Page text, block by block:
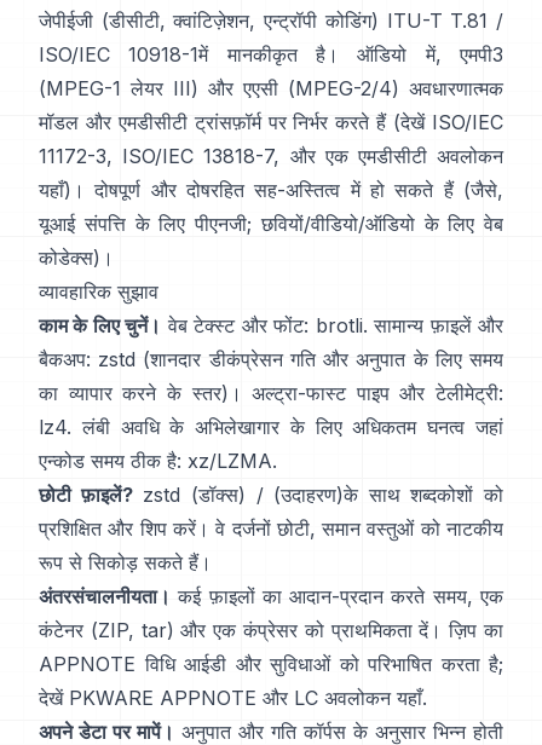
जेपीईजी (डीसीटी, क्वांटिज़ेशन, एन्ट्रॉपी कोडिंग) ITU-T T.81 /
ISO/IEC 10918-1में मानकीकृत है। ऑडियो में, एमपी3
(MPEG-1 लेयर III) और एएसी (MPEG-2/4) अवधारणात्मक
मॉडल और एमडीसीटी ट्रांसफ़ॉर्म पर निर्भर करते हैं (देखें ISO/IEC
11172-3, ISO/IEC 13818-7, और एक एमडीसीटी अवलोकन
यहाँ)। दोषपूर्ण और दोषरहित सह-अस्तित्व में हो सकते हैं (जैसे,
यूआई संपत्ति के लिए पीएनजी; छवियों/वीडियो/ऑडियो के लिए वेब
कोडेक्स)।
व्यावहारिक सुझाव
काम के लिए चुनें। वेब टेक्स्ट और फोंट: brotli. सामान्य फ़ाइलें और
बैकअप: zstd (शानदार डीकंप्रेसन गति और अनुपात के लिए समय
का व्यापार करने के स्तर)। अल्ट्रा-फास्ट पाइप और टेलीमेट्री:
lz4. लंबी अवधि के अभिलेखागार के लिए अधिकतम घनत्व जहां
एन्कोड समय ठीक है: xz/LZMA.
छोटी फ़ाइलें?zstd (डॉक्स) / (उदाहरण)के साथ शब्दकोशों को
प्रशिक्षित और शिप करें। वे दर्जनों छोटी, समान वस्तुओं को नाटकीय
रूप से सिकोड़ सकते हैं।
अंतरसंचालनीयता। कई फ़ाइलों का आदान-प्रदान करते समय, एक
कंटेनर (ZIP, tar) और एक कंप्रेसर को प्राथमिकता दें। ज़िप का
APPNOTE विधि आईडी और सुविधाओं को परिभाषित करता है;
देखें PKWARE APPNOTE और LC अवलोकन यहाँ.
अपने डेटा पर मापें। अनुपात और गति कॉर्पस के अनुसार भिन्न होती